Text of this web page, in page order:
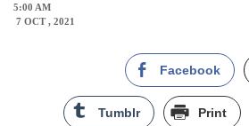
5:00 AM
7 OCT , 2021
Facebook
Tumblr Print